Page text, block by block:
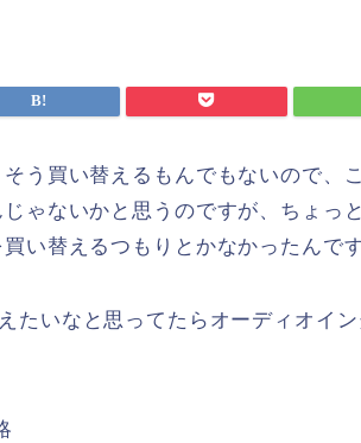
う買い替えるもんでもないので、
ゃないかと思うのですが、ちょっと
い替えるつもりとかなかったんです
たいなと思ってたらオーディオイン